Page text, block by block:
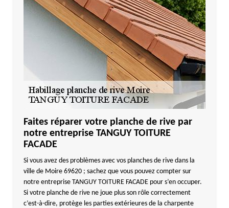
Faites réparer votre planche de rive par
notre entreprise TANGUY TOITURE
FACADE
Si vous avez des problèmes avec vos planches de rive dans la
ville de Moire 69620 ; sachez que vous pouvez compter sur
notre entreprise TANGUY TOITURE FACADE pour s’en occuper.
Si votre planche de rive ne joue plus son rôle correctement
c’est-à-dire, protège les parties extérieures de la charpente